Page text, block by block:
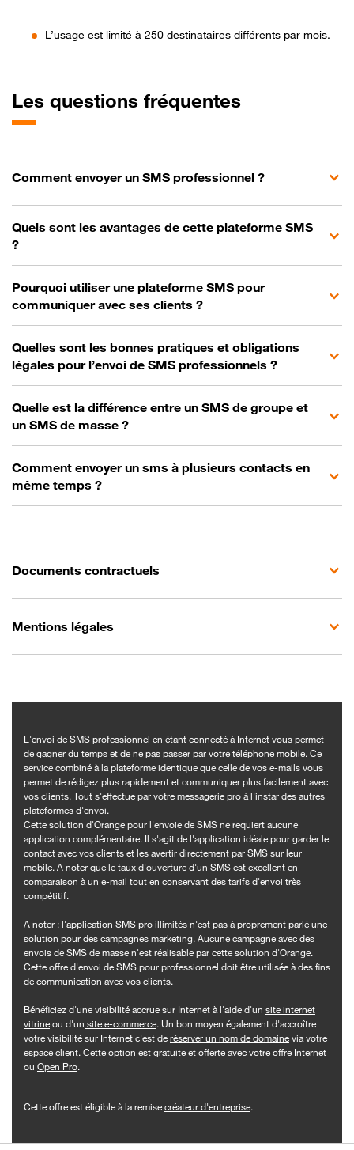
L’usage est limité à 250 destinataires différents par mois.
Les questions fréquentes
Comment envoyer un SMS professionnel ?
Quels sont les avantages de cette plateforme SMS
?
Pourquoi utiliser une plateforme SMS pour
communiquer avec ses clients ?
Quelles sont les bonnes pratiques et obligations
légales pour l’envoi de SMS professionnels ?
Quelle est la différence entre un SMS de groupe et
un SMS de masse ?
Comment envoyer un sms à plusieurs contacts en
même temps ?
Documents contractuels
Mentions légales
L'envoi de SMS professionnel en étant connecté à Internet vous permet
de gagner du temps et de ne pas passer par votre téléphone mobile. Ce
service combiné à la plateforme identique que celle de vos e-mails vous
permet de rédigez plus rapidement et communiquer plus facilement avec
vos clients. Tout s'effectue par votre messagerie pro à l'instar des autres
plateformes d'envoi.
Cette solution d'Orange pour l'envoie de SMS ne requiert aucune
application complémentaire. Il s'agit de l'application idéale pour garder le
contact avec vos clients et les avertir directement par SMS sur leur
mobile. A noter que le taux d'ouverture d'un SMS est excellent en
comparaison à un e-mail tout en conservant des tarifs d'envoi très
compétitif.
A noter : l'application SMS pro illimités n'est pas à proprement parlé une
solution pour des campagnes marketing. Aucune campagne avec des
envois de SMS de masse n'est réalisable par cette solution d'Orange.
Cette offre d'envoi de SMS pour professionnel doit être utilisée à des fins
de communication avec vos clients.
Bénéficiez d'une visibilité accrue sur Internet à l'aide d'un site internet
vitrine ou d'un site e-commerce. Un bon moyen également d'accroître
votre visibilité sur Internet c'est de réserver un nom de domaine via votre
espace client. Cette option est gratuite et offerte avec votre offre Internet
ou Open Pro.
Cette offre est éligible à la remise créateur d'entreprise.